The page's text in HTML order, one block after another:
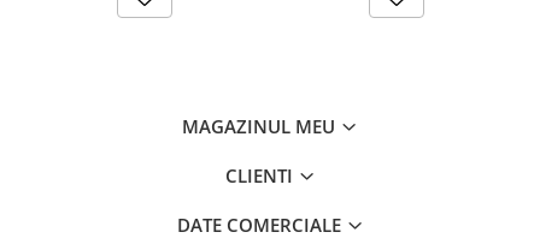
MAGAZINUL MEU
CLIENTI
DATE COMERCIALE